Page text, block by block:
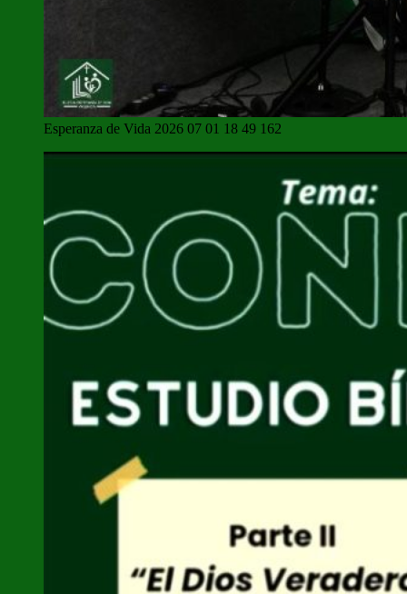
Esperanza de Vida 2026 07 01 18 49 162